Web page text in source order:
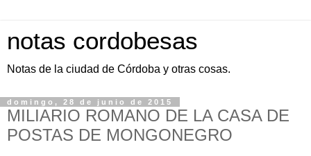
notas cordobesas
Notas de la ciudad de Córdoba y otras cosas.
domingo, 28 de junio de 2015
MILIARIO ROMANO DE LA CASA DE
POSTAS DE MONGONEGRO